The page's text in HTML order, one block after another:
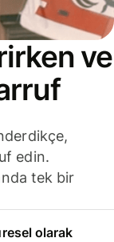
ve
edin.
tek bir
olarak